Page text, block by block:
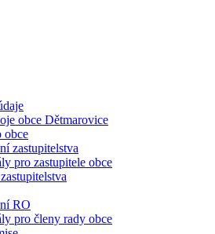
obce Dětmarovice
obce
zastupitelstva
pro zastupitele obce
RO
pro členy rady obce